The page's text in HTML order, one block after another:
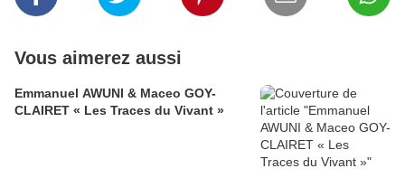
Vous aimerez aussi
Emmanuel AWUNI & Maceo GOY-
CLAIRET « Les Traces du Vivant »